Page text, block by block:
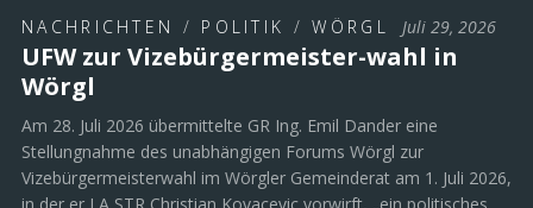
NACHRICHTEN / POLITIK /WÖRGL Juli 29, 2026
UFW zur Vizebürgermeister-wahl in
Wörgl
Am 28. Juli 2026 übermittelte GR Ing. Emil Dander eine
Stellungnahme des unabhängigen Forums Wörgl zur
Vizebürgermeisterwahl im Wörgler Gemeinderat am 1. Juli 2026,